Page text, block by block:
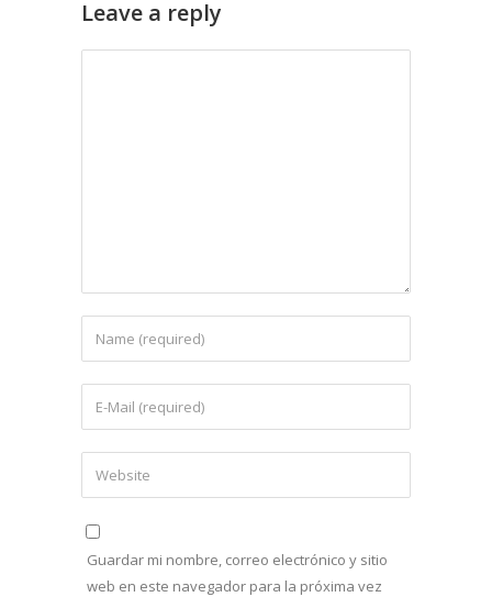
Leave a reply
Guardar mi nombre, correo electrónico y sitio
web en este navegador para la próxima vez